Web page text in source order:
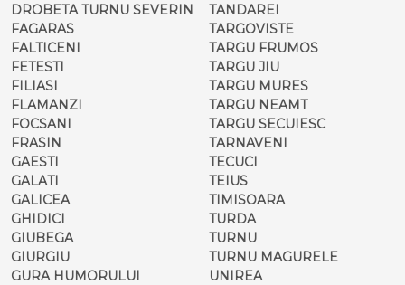
DROBETA TURNU SEVERIN
FAGARAS
FALTICENI
FETESTI
FILIASI
FLAMANZI
FOCSANI
FRASIN
GAESTI
GALATI
GALICEA
GHIDICI
GIUBEGA
GIURGIU
GURA HUMORULUI
TANDAREI
TARGOVISTE
TARGU FRUMOS
TARGU JIU
TARGU MURES
TARGU NEAMT
TARGU SECUIESC
TARNAVENI
TECUCI
TEIUS
TIMISOARA
TURDA
TURNU
TURNU MAGURELE
UNIREA